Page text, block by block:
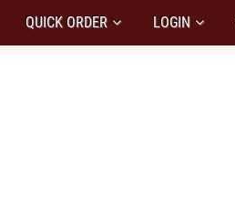
QUICK ORDER LOGIN